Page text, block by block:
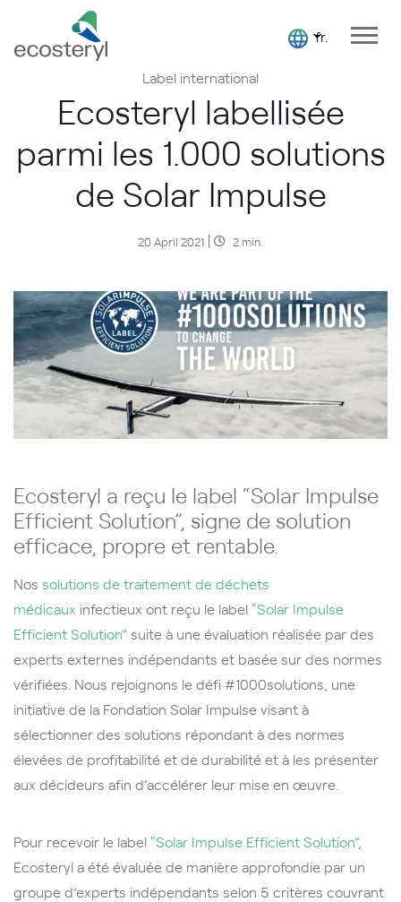
fr.
Label international
Ecosteryl labellisée
parmi les 1.000 solutions
de Solar Impulse
20 April 2021 2 min.
Ecosteryl a reçu le label “Solar Impulse
Efficient Solution”, signe de solution
efficace, propre et rentable.
Nos solutions de traitement de déchets
médicaux infectieux ont reçu le label“Solar Impulse
Efficient Solution” suite à une évaluation réalisée par des
experts externes indépendants et basée sur des normes
vérifiées. Nous rejoignons le défi #1000solutions, une
initiative de la Fondation Solar Impulse visant à
sélectionner des solutions répondant à des normes
élevées de profitabilité et de durabilité et à les présenter
aux décideurs afin d’accélérer leur mise en œuvre.
Pour recevoir le label“Solar Impulse Efficient Solution”,
Ecosteryl a été évaluée de manière approfondie par un
groupe d’experts indépendants selon 5 critères couvrant